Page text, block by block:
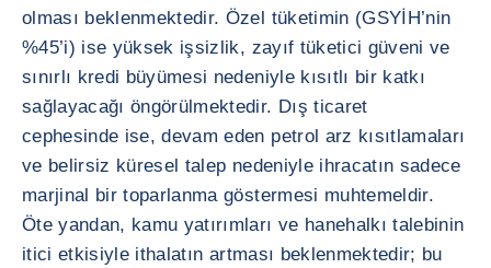
olması beklenmektedir. Özel tüketimin (GSYİH’nin
%45’i) ise yüksek işsizlik, zayıf tüketici güveni ve
sınırlı kredi büyümesi nedeniyle kısıtlı bir katkı
sağlayacağı öngörülmektedir. Dış ticaret
cephesinde ise, devam eden petrol arz kısıtlamaları
ve belirsiz küresel talep nedeniyle ihracatın sadece
marjinal bir toparlanma göstermesi muhtemeldir.
Öte yandan, kamu yatırımları ve hanehalkı talebinin
itici etkisiyle ithalatın artması beklenmektedir; bu